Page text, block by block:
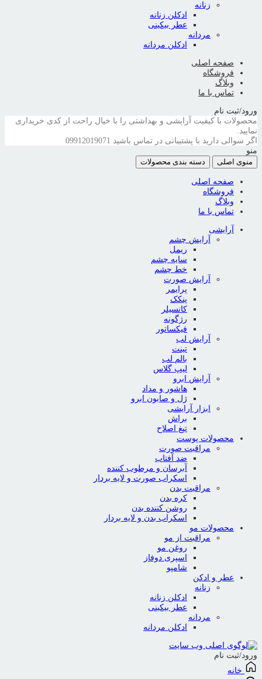
زنانه
ادکلن زنانه
عطر بیکینی
مردانه
ادکلن مردانه
صفحه اصلی
فروشگاه
وبلاگ
تماس با ما
ورود/ثبت نام
محصولات با کیفیت آرایشی و بهداشتی را با خیال راحت از کدی خریداری
نمایید.
اگر سوالی دارید با پشتیبانی در تماس باشید 09912019071
منو
منوی اصلی
دسته بندی محصولات
صفحه اصلی
فروشگاه
وبلاگ
تماس با ما
آرایشی
آرایش چشم
ریمل
سایه چشم
خط چشم
آرایش صورت
پرایمر
پنکک
کانسیلر
رژگونه
فیکساتور
آرایش لب
تینت
بالم لب
لیپ گلاس
آرایش ابرو
هاشور و مداد
ژل و صابون ابرو
ابزار آرایشی
براش
تیغ اصلاح
محصولات پوست
مراقبت صورت
ضد آفتاب
آبرسان و مرطوب کننده
اسکراب صورت و لایه بردار
مراقبت بدن
کره بدن
روشن کننده بدن
اسکراب بدن و لایه بردار
محصولات مو
مراقبت از مو
روغن مو
اسپری دوفاز
شامپو
عطر و ادکن
زنانه
ادکلن زنانه
عطر بیکینی
مردانه
ادکلن مردانه
ورود/ثبت نام
خانه